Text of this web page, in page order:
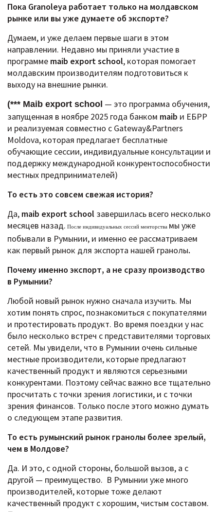
Пока Granoleya работает только на молдавском
рынке или вы уже думаете об экспорте?
Думаем, и уже делаем первые шаги в этом
направлении. Недавно мы приняли участие в
программе maib export school, которая помогает
молдавским производителям подготовиться к
выходу на внешние рынки.
(*** Maib export school — это программа обучения,
запущенная в ноябре 2025 года банком maib и ЕБРР
и реализуемая совместно с Gateway&Partners
Moldova, которая предлагает бесплатные
обучающие сессии, индивидуальные консультации и
поддержку международной конкурентоспособности
местных предпринимателей)
То есть это совсем свежая история?
Да, maib export school завершилась всего несколько
месяцев назад. После индивидуальных сессий менторства мы уже
побывали в Румынии, и именно ее рассматриваем
как первый рынок для экспорта нашей гранолы.
Почему именно экспорт, а не сразу производство
в Румынии?
Любой новый рынок нужно сначала изучить. Мы
хотим понять спрос, познакомиться с покупателями
и протестировать продукт. Во время поездки у нас
было несколько встреч с представителями торговых
сетей. Мы увидели, что в Румынии очень сильные
местные производители, которые предлагают
качественный продукт и являются серьезными
конкурентами. Поэтому сейчас важно все тщательно
просчитать с точки зрения логистики, и с точки
зрения финансов. Только после этого можно думать
о следующем этапе развития.
То есть румынский рынок гранолы более зрелый,
чем в Молдове?
Да. И это, с одной стороны, большой вызов, а с
другой — преимущество. В Румынии уже много
производителей, которые тоже делают
качественный продукт с хорошим, чистым составом.